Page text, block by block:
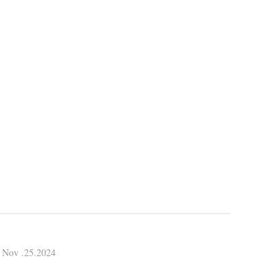
Nov .25.2024